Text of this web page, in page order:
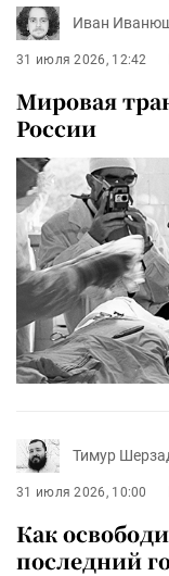
Иван
31 июля 2026, 12:42
Мировая
России
Тимур
31 июля 2026, 10:00
Как
последний